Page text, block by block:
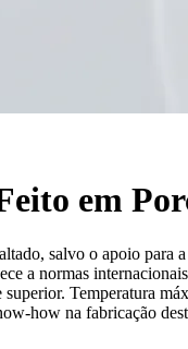
em
salvo o apoio
a normas
Temperatura
how na fabricação